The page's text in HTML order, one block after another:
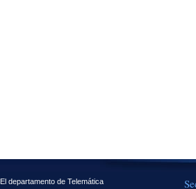
El departamento de Telemática